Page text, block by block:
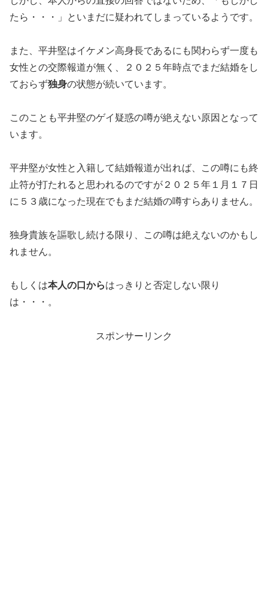
たら・・・」といまだに疑われてしまっているようです。
また、平井堅はイケメン高身長であるにも関わらず一度も
女性との交際報道が無く、２０２５年時点でまだ結婚をし
ておらず独身の状態が続いています。
このことも平井堅のゲイ疑惑の噂が絶えない原因となって
います。
平井堅が女性と入籍して結婚報道が出れば、この噂にも終
止符が打たれると思われるのですが２０２５年１月１７日
に５３歳になった現在でもまだ結婚の噂すらありません。
独身貴族を謳歌し続ける限り、この噂は絶えないのかもし
れません。
もしくは本人の口からはっきりと否定しない限り
は・・・。
スポンサーリンク